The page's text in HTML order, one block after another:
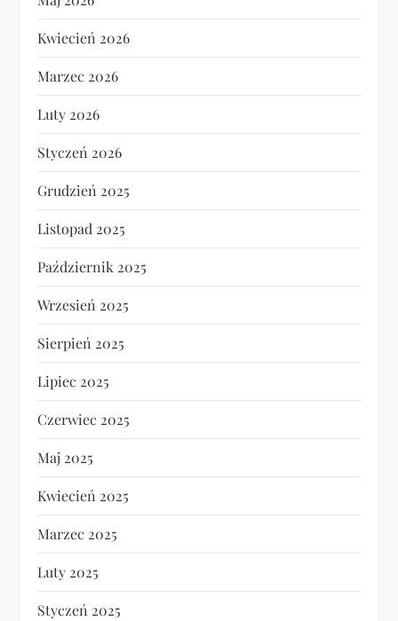
Kwiecień 2026
Marzec 2026
Luty 2026
Styczeń 2026
Grudzień 2025
Listopad 2025
Październik 2025
Wrzesień 2025
Sierpień 2025
Lipiec 2025
Czerwiec 2025
Maj 2025
Kwiecień 2025
Marzec 2025
Luty 2025
Styczeń 2025